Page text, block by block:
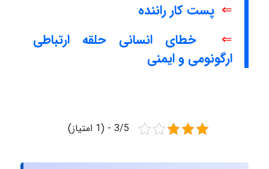
⇐ پست کار راننده
⇐
خطای انسانی حلقه ارتباطی
ارگونومی و ایمنی
3/5 - (1 امتیاز)